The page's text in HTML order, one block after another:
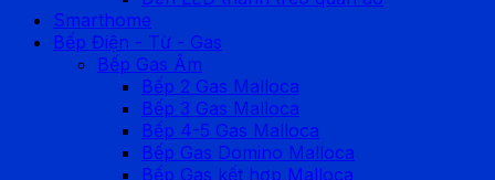
Smarthome
Bếp Điện - Từ - Gas
Bếp Gas Âm
Bếp 2 Gas Malloca
Bếp 3 Gas Malloca
Bếp 4-5 Gas Malloca
Bếp Gas Domino Malloca
Bếp Gas kết hợp Malloca